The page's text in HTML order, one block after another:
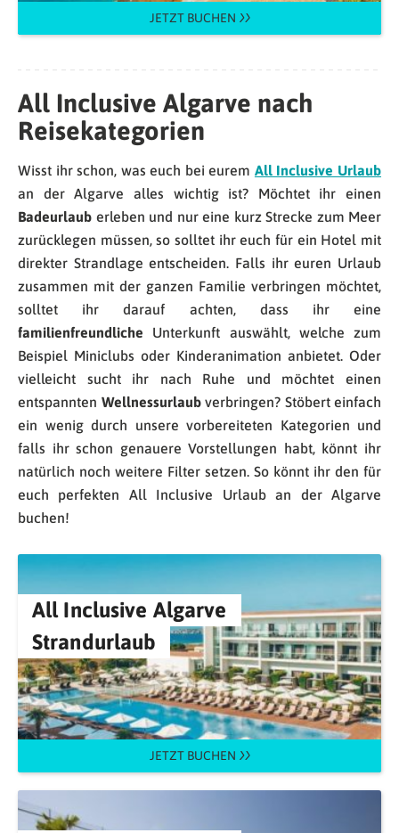
JETZT BUCHEN
All Inclusive Algarve nach
Reisekategorien
Wisst ihr schon, was euch bei eurem All Inclusive Urlaub
an der Algarve alles wichtig ist? Möchtet ihr einen
Badeurlaub erleben und nur eine kurz Strecke zum Meer
zurücklegen müssen, so solltet ihr euch für ein Hotel mit
direkter Strandlage entscheiden. Falls ihr euren Urlaub
zusammen mit der ganzen Familie verbringen möchtet,
solltet ihr darauf achten, dass ihr eine
familienfreundliche Unterkunft auswählt, welche zum
Beispiel Miniclubs oder Kinderanimation anbietet. Oder
vielleicht sucht ihr nach Ruhe und möchtet einen
entspannten Wellnessurlaubverbringen? Stöbert einfach
ein wenig durch unsere vorbereiteten Kategorien und
falls ihr schon genauere Vorstellungen habt, könnt ihr
natürlich noch weitere Filter setzen. So könnt ihr den für
euch perfekten All Inclusive Urlaub an der Algarve
buchen!
All Inclusive Algarve
Strandurlaub
JETZT BUCHEN